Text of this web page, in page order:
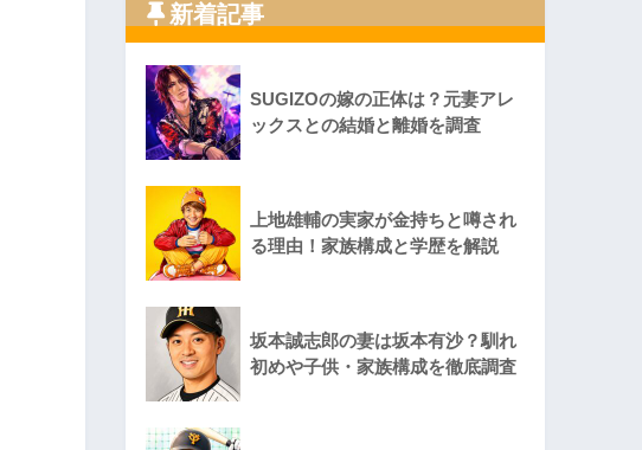
新着記事
SUGIZOの嫁の正体は？元妻アレ
ックスとの結婚と離婚を調査
上地雄輔の実家が金持ちと噂され
る理由！家族構成と学歴を解説
坂本誠志郎の妻は坂本有沙？馴れ
初めや子供・家族構成を徹底調査